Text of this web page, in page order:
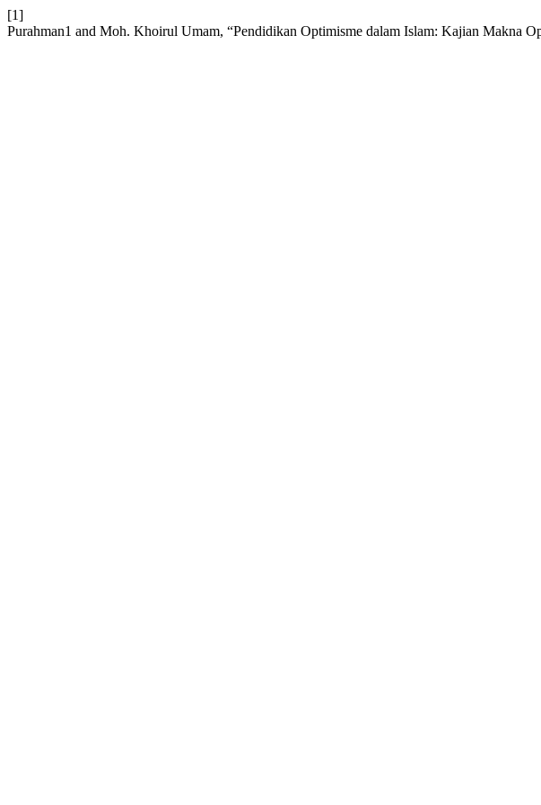
[1]
Purahman1 and Moh. Khoirul Umam, “Pendidikan Optimisme dalam Islam: Kajian Makna